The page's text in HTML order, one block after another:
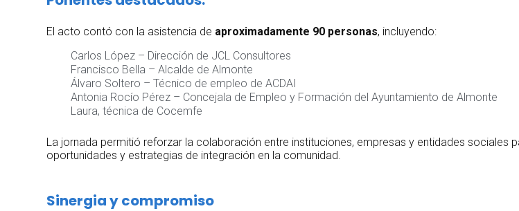
El acto contó con la asistencia de aproximadamente 90 personas, incluyendo:
Carlos López – Dirección de JCL Consultores
Francisco Bella – Alcalde de Almonte
Álvaro Soltero – Técnico de empleo de ACDAI
Antonia Rocío Pérez – Concejala de Empleo y Formación del Ayuntamiento de Almonte
Laura, técnica de Cocemfe
La jornada permitió reforzar la colaboración entre instituciones, empresas y entidades sociales
oportunidades y estrategias de integración en la comunidad.
Sinergia y compromiso